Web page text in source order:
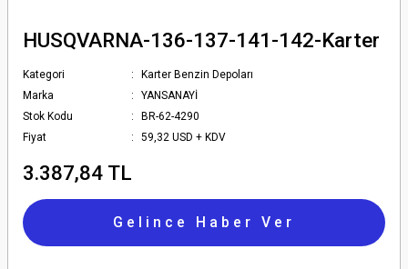
HUSQVARNA-136-137-141-142-Karter
Kategori
Karter Benzin Depoları
Marka
YANSANAYİ
Stok Kodu
BR-62-4290
Fiyat
59,32 USD + KDV
3.387,84 TL
Gelince Haber Ver